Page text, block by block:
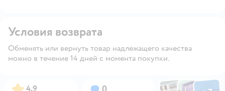
Условия возврата
Обменять или вернуть товар надлежащего качества
можно в течение 14 дней с момента покупки.
Рейтинг:
4,9 Вопросов: ФотоФотоФото